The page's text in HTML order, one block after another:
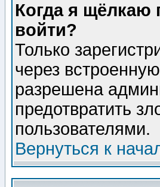
Когда я щёлкаю
войти?
Только
через
разрешена
предотвратить
пользователями.
Вернуться к